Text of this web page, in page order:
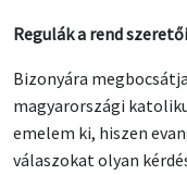
Regulák a rend
Bizonyára
magyarországi
emelem ki, hiszen
válaszokat olyan